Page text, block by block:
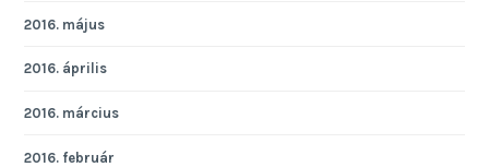
2016. május
2016. április
2016. március
2016. február